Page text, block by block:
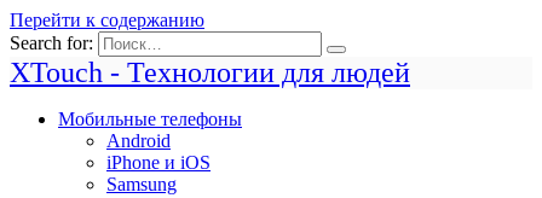
Перейти к содержанию
Search for:
XTouch - Технологии для людей
Мобильные телефоны
Android
iPhone и iOS
Samsung